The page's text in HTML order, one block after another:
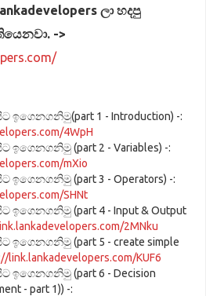
ලා හදපු
->
ඉගෙනගනිමු(part 1 - Introduction) -:
4WpH
ඉගෙනගනිමු (part 2 - Variables) -:
mXio
ඉගෙනගනිමු (part 3 - Operators) -:
SHNt
ඉගෙනගනිමු (part 4 - Input & Output
2MNku
ඉගෙනගනිමු (part 5 - create simple
link.lankadevelopers.com/KUF6
ඉගෙනගනිමු (part 6 - Decision
- part 1)) -: